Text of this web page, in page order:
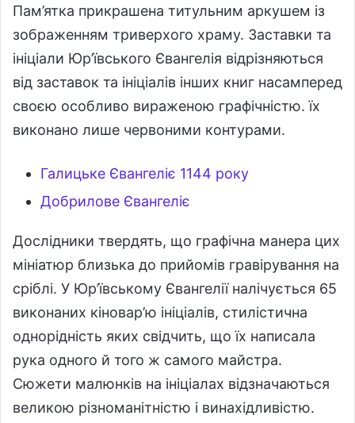
Пам’ятка прикрашена титульним аркушем із
зображенням триверхого храму. Заставки та
ініціали Юр’ївського Євангелія відрізняються
від заставок та ініціалів інших книг насамперед
своєю особливо вираженою графічністю. їх
виконано лише червоними контурами.
Галицьке Євангеліє 1144 року
Добрилове Євангеліє
Дослідники твердять, що графічна манера цих
мініатюр близька до прийомів гравірування на
сріблі. У Юр’ївському Євангелії налічується 65
виконаних кіновар’ю ініціалів, стилістична
однорідність яких свідчить, що їх написала
рука одного й того ж самого майстра.
Сюжети малюнків на ініціалах відзначаються
великою різноманітністю і винахідливістю.